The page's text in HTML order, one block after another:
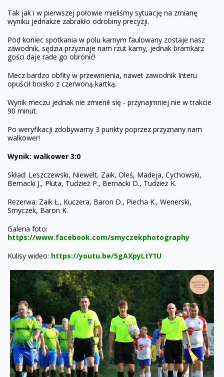
Tak jak i w pierwszej połowie mieliśmy sytuację na zmianę
wyniku jednakże zabrakło odrobiny precyzji.
Pod koniec spotkania w polu karnym faulowany zostaje nasz
zawodnik, sędzia przyznaje nam rzut karny, jednak bramkarz
gości daje rade go obronić!
Mecz bardzo obfity w przewinienia, nawet zawodnik Interu
opuścił boisko z czerwoną kartką.
Wynik meczu jednak nie zmienił się - przynajmniej nie w trakcie
90 minut.
Po weryfikacji zdobywamy 3 punkty poprzez przyznany nam
walkower!
Wynik: walkower 3:0
Skład: Leszczewski, Niewelt, Zaik, Oleś, Madeja, Cychowski,
Bernacki J., Pluta, Tudzież P., Bernacki D., Tudzież K.
Rezerwa: Zaik Ł., Kuczera, Baron D., Piecha K., Wenerski,
Smyczek, Baron K.
Galeria foto:
https://www.facebook.com/smyczekphotography
Kulisy wideo: https://youtu.be/5gAXpyLtY1U